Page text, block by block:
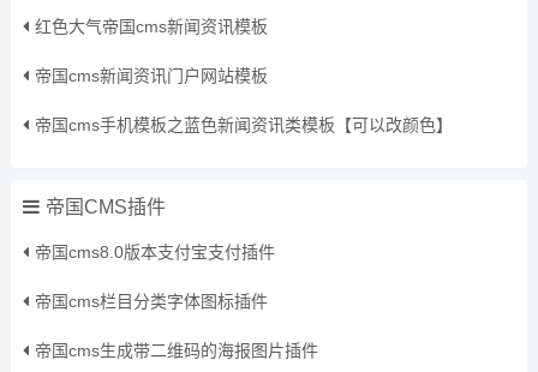
红色大气帝国cms新闻资讯模板
帝国cms新闻资讯门户网站模板
帝国cms手机模板之蓝色新闻资讯类模板【可以改颜色】
帝国CMS插件
帝国cms8.0版本支付宝支付插件
帝国cms栏目分类字体图标插件
帝国cms生成带二维码的海报图片插件